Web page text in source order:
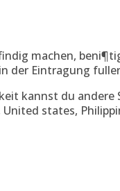
machen,
der Eintragung
kannst du andere
states,